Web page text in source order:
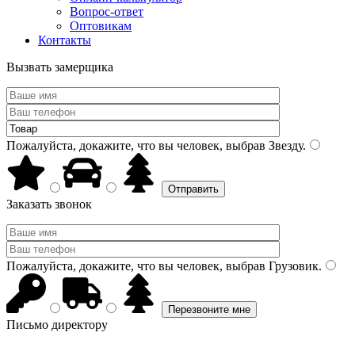
Вопрос-ответ
Оптовикам
Контакты
Вызвать замерщика
Пожалуйста, докажите, что вы человек, выбрав Звезду.
Заказать звонок
Пожалуйста, докажите, что вы человек, выбрав Грузовик.
Письмо директору